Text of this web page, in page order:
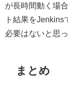
が長時間動く場
ト結果を
必要はないと思
まとめ